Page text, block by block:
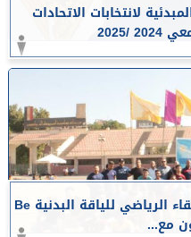
لانتخابات الاتحادات
2025
جامعة أسيوط تشهد انطلاق ”اللقاء الرياضي للياقة البدنية Be